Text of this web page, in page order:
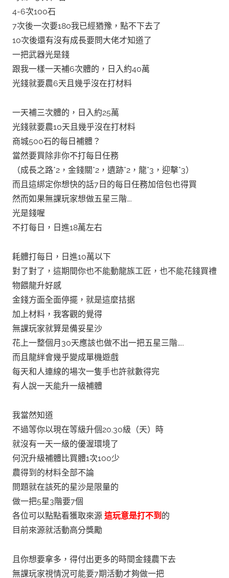
4-6次100石
7次後一次要180我已經猶豫，點不下去了
10次後還有沒有成長要問大佬才知道了
一把武器光是錢
跟我一樣一天補6次體的，日入約40萬
光錢就要農6天且幾乎沒在打材料
一天補三次體的，日入約25萬
光錢就要農10天且幾乎沒在打材料
商城500石的每日補體？
當然要買除非你不打每日任務
（成長之路*2，金錢關*2，遺跡*2，龍*3，迎擊*3）
而且這綁定你想快的話7日的每日任務加倍包也得買
然而如果無課玩家想做五星三階….
光是錢喔
不打每日，日進18萬左右
耗體打每日，日進10萬以下
對了對了，這期間你也不能動龍族工匠，也不能花錢買禮
物餵龍升好感
金錢方面全面停擺，就是這麼拮据
加上材料，我客觀的覺得
無課玩家就算是備妥星沙
花上一整個月30天應該也做不出一把五星三階…..
而且龍絆會幾乎變成單機遊戲
每天和人連線的場次一隻手也許就數得完
有人說一天能升一級補體
我當然知道
不過等你以現在等級升個20.30級（天）時
就沒有一天一級的優渥環境了
何況升級補體比買體1次100少
農得到的材料全部不論
問題就在該死的星沙是限量的
做一把5星3階要7個
各位可以點點看獲取來源 這玩意是打不到的
目前來源就活動高分獎勵
且你想要拿多，得付出更多的時間金錢農下去
無課玩家視情況可能要7期活動才夠做一把